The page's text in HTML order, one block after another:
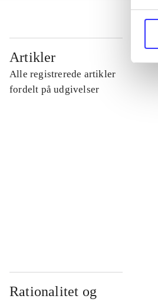
Artikler
Alle registrerede artikler
fordelt på udgivelser
Rationalitet og